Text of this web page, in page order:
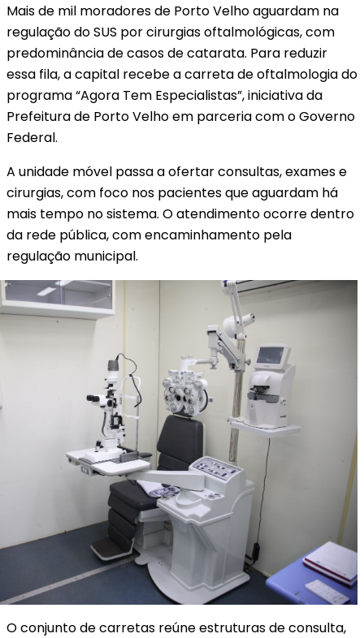
Mais de mil moradores de Porto Velho aguardam na
regulação do SUS por cirurgias oftalmológicas, com
predominância de casos de catarata. Para reduzir
essa fila, a capital recebe a carreta de oftalmologia do
programa “Agora Tem Especialistas”, iniciativa da
Prefeitura de Porto Velho em parceria com o Governo
Federal.
A unidade móvel passa a ofertar consultas, exames e
cirurgias, com foco nos pacientes que aguardam há
mais tempo no sistema. O atendimento ocorre dentro
da rede pública, com encaminhamento pela
regulação municipal.
O conjunto de carretas reúne estruturas de consulta,